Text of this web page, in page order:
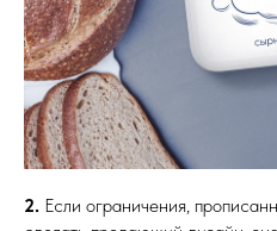
2. Если ограничения,